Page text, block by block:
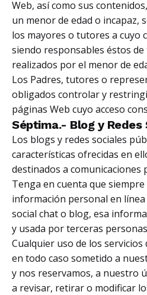
Web, así como sus
un menor de edad o incapaz,
los mayores o tutores a cuyo
siendo responsables éstos
realizados por el menor de
Los Padres, tutores o
obligados controlar y
páginas Web cuyo acceso
Séptima.- Blog y Redes
Los blogs y redes sociales
características ofrecidas en
destinados a comunicaciones
Tenga en cuenta que
información personal en
social chat o blog, esa
y usada por terceras
Cualquier uso de los
en todo caso sometido a
y nos reservamos, a nuestro
a revisar, retirar o modificar